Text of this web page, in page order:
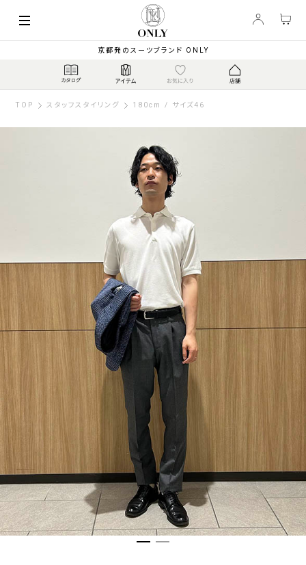
京都発のスーツブランド ONLY
TOP スタッフスタイリング 180cm / サイズ46